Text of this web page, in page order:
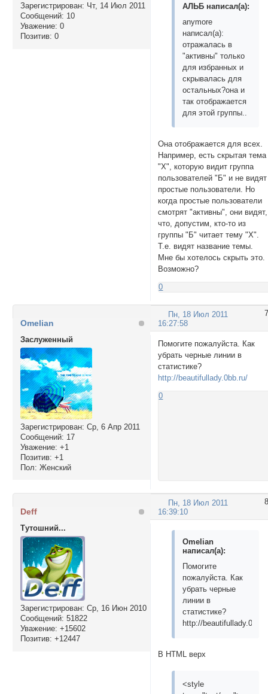
Зарегистрирован: Чт, 14 Июл 2011
Сообщений: 10
Уважение: 0
Позитив: 0
АЛЬБ написал(а):
anymore
написал(а):
отражалась в
"активны" только
для избранных и
скрывалась для
остальных?она и
так отображается
для этой группы..
Она отображается для всех.
Например, есть скрытая тема
"Х", которую видит группа
пользователей "Б" и не видят
простые пользователи. Но
когда простые пользователи
смотрят "активны", они видят,
что, допустим, кто-то из
группы "Б" читает тему "Х".
Т.е. видят название темы.
Мне бы хотелось скрыть это.
Возможно?
0
7
Пн, 18 Июл 2011
16:27:58
Omelian
Заслуженный
Зарегистрирован: Ср, 6 Апр 2011
Сообщений: 17
Уважение: +1
Позитив: +1
Пол: Женский
Помогите пожалуйста. Как
убрать черные линии в
статистике?
http://beautifullady.0bb.ru/
0
8
Пн, 18 Июл 2011
16:39:10
Deff
Тутошний...
Зарегистрирован: Ср, 16 Июн 2010
Сообщений: 51822
Уважение: +15602
Позитив: +12447
Omelian
написал(а):
Помогите
пожалуйста. Как
убрать черные
линии в
статистике?
http://
В HTML верх
<style